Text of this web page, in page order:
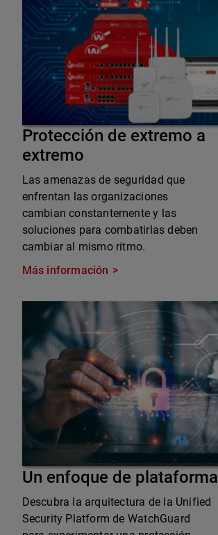
Protección de extremo a
extremo
Las amenazas de seguridad que
enfrentan las organizaciones
cambian constantemente y las
soluciones para combatirlas deben
cambiar al mismo ritmo.
Más información
Un enfoque de plataforma
Descubra la arquitectura de la Unified
Security Platform de WatchGuard